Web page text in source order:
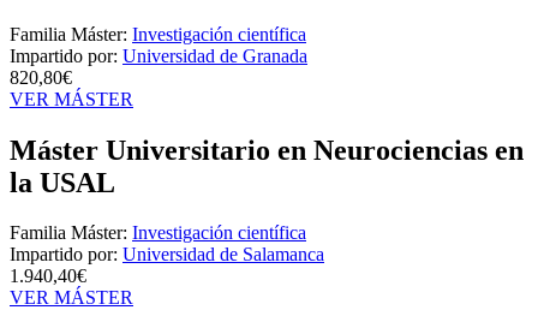
Familia Máster: Investigación científica
Impartido por: Universidad de Granada
820,80€
VER MÁSTER
Máster Universitario en Neurociencias en
la USAL
Familia Máster: Investigación científica
Impartido por: Universidad de Salamanca
1.940,40€
VER MÁSTER